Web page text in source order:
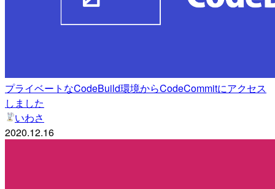
プライベートなCodeBuild環境からCodeCommitにアクセス
しました
いわさ
2020.12.16